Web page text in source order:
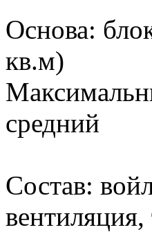
Основа:
кв.м)
средний
Состав: